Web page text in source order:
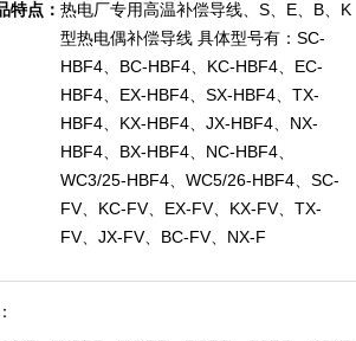
特点： 热电厂专用高温补偿导线、S、E、B、K
型热电偶补偿导线 具体型号有：SC-
HBF4、BC-HBF4、KC-HBF4、EC-
HBF4、EX-HBF4、SX-HBF4、TX-
HBF4、KX-HBF4、JX-HBF4、NX-
HBF4、BX-HBF4、NC-HBF4、
WC3/25-HBF4、WC5/26-HBF4、SC-
FV、KC-FV、EX-FV、KX-FV、TX-
FV、JX-FV、BC-FV、NX-F